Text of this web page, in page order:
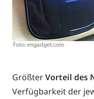
GrößterVorteil des
Verfügbarkeit der